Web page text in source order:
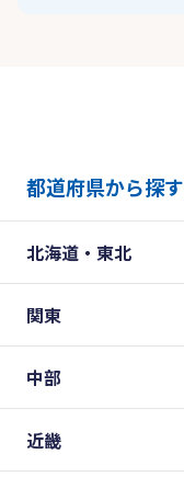
都道府県から探す
北海道・東北
関東
中部
近畿